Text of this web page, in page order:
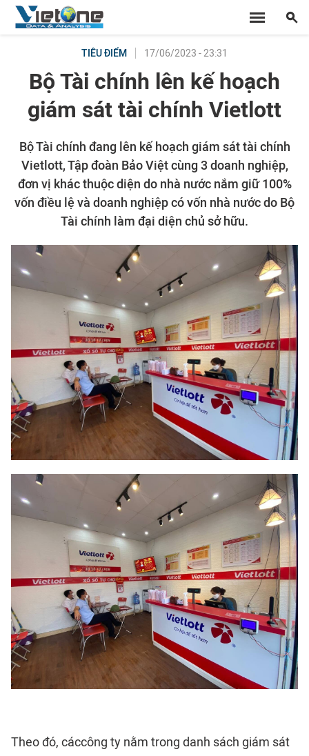
TIÊU ĐIỂM 17/06/2023 - 23:31
Bộ Tài chính lên kế hoạch
giám sát tài chính Vietlott
Bộ Tài chính đang lên kế hoạch giám sát tài chính
Vietlott, Tập đoàn Bảo Việt cùng 3 doanh nghiệp,
đơn vị khác thuộc diện do nhà nước nắm giữ 100%
vốn điều lệ và doanh nghiệp có vốn nhà nước do Bộ
Tài chính làm đại diện chủ sở hữu.
Theo đó, cáccông ty nằm trong danh sách giám sát